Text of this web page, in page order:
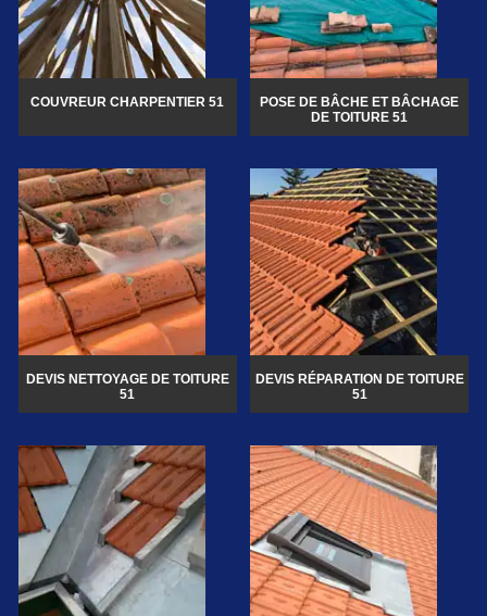
COUVREUR CHARPENTIER 51
POSE DE BÂCHE ET BÂCHAGE
DE TOITURE 51
DEVIS NETTOYAGE DE TOITURE
51
DEVIS RÉPARATION DE TOITURE
51